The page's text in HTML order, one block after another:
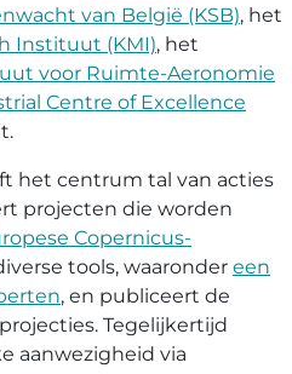
van België (KSB), het
Instituut (KMI), het
voor Ruimte-Aeronomie
Centre of Excellence
het centrum tal van acties
projecten die worden
Copernicus-
tools, waaronder een
, en publiceert de
Tegelijkertijd
aanwezigheid via